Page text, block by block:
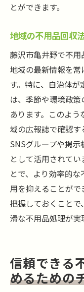
とができます。
地域の不用品回収
藤沢市亀井野で不用
地域の最新情報を
す。特に、自治体
は、季節や環境政
あります。このよ
域の広報誌で確認
SNSグループや掲
として活用されて
とで、より効率的
用を抑えることが
把握しておくこと
滑な不用品処理が実
信頼できる
めるための